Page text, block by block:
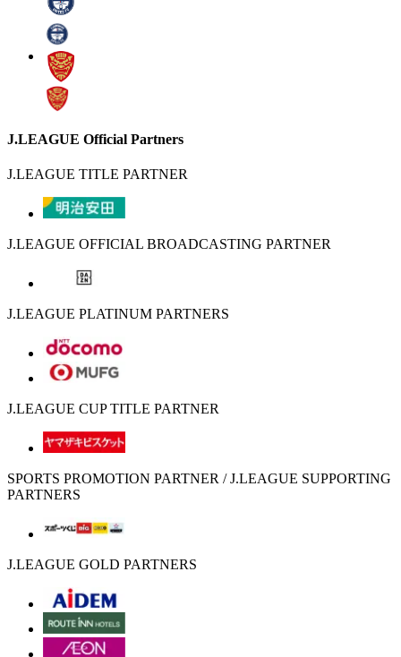
J.LEAGUE Official Partners
J.LEAGUE TITLE PARTNER
J.LEAGUE OFFICIAL BROADCASTING PARTNER
J.LEAGUE PLATINUM PARTNERS
J.LEAGUE CUP TITLE PARTNER
SPORTS PROMOTION PARTNER / J.LEAGUE SUPPORTING
PARTNERS
J.LEAGUE GOLD PARTNERS